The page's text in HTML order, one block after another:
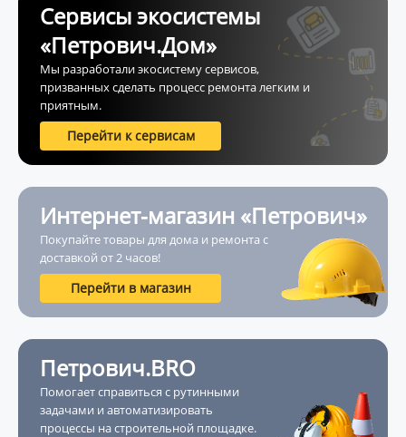
Сервисы экосистемы
«Петрович.Дом»
Мы разработали экосистему сервисов,
призванных сделать процесс ремонта легким и
приятным.
Перейти к сервисам
Интернет-магазин «Петрович»
Покупайте товары для дома и ремонта с
доставкой от 2 часов!
Перейти в магазин
Петрович.BRO
Помогает справиться с рутинными
задачами и автоматизировать
процессы на строительной площадке.